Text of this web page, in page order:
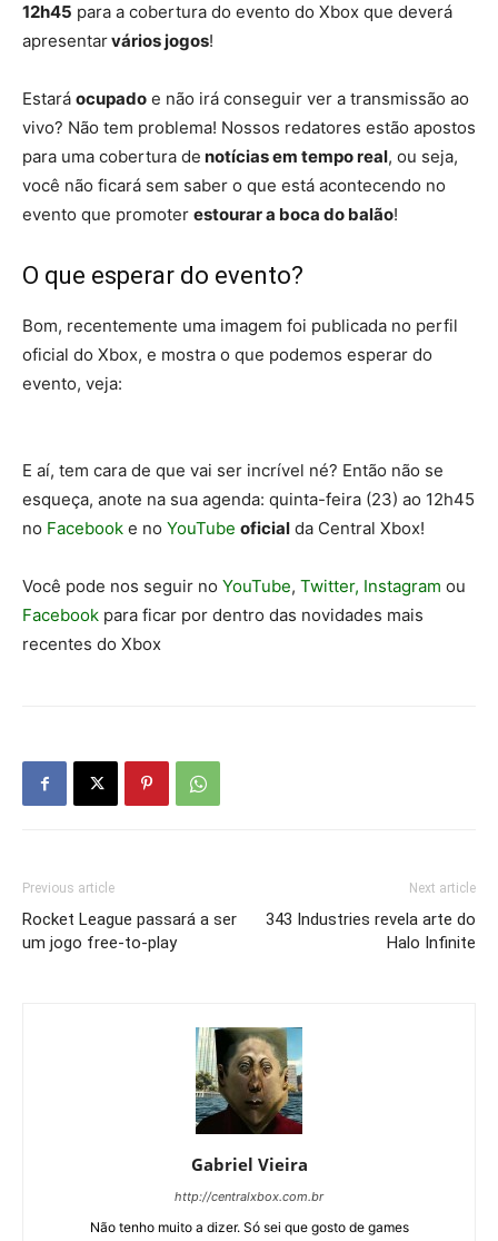
12h45 para a cobertura do evento do Xbox que deverá
apresentarvários jogos!
Estará ocupado e não irá conseguir ver a transmissão ao
vivo? Não tem problema! Nossos redatores estão apostos
para uma cobertura de notícias em tempo real, ou seja,
você não ficará sem saber o que está acontecendo no
evento que promoter estourar a boca do balão!
O que esperar do evento?
Bom, recentemente uma imagem foi publicada no perfil
oficial do Xbox, e mostra o que podemos esperar do
evento, veja:
E aí, tem cara de que vai ser incrível né? Então não se
esqueça, anote na sua agenda: quinta-feira (23) ao 12h45
no Facebook e no YouTube oficial da Central Xbox!
Você pode nos seguir no YouTube, Twitter, Instagram ou
Facebook para ficar por dentro das novidades mais
recentes do Xbox
Previous article
Rocket League passará a ser
um jogo free-to-play
Next article
343 Industries revela arte do
Halo Infinite
Gabriel Vieira
http://centralxbox.com.br
Não tenho muito a dizer. Só sei que gosto de games